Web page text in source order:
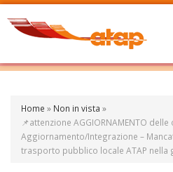
Home » Non in vista »
📌attenzione AGGIORNAMENTO delle
Aggiornamento/Integrazione –
trasporto pubblico locale ATAP nella